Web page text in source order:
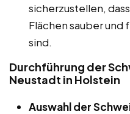
sicherzustellen,
Flächen sauber und
sind.
Durchführung der
Neustadt in Holstein
Auswahl der